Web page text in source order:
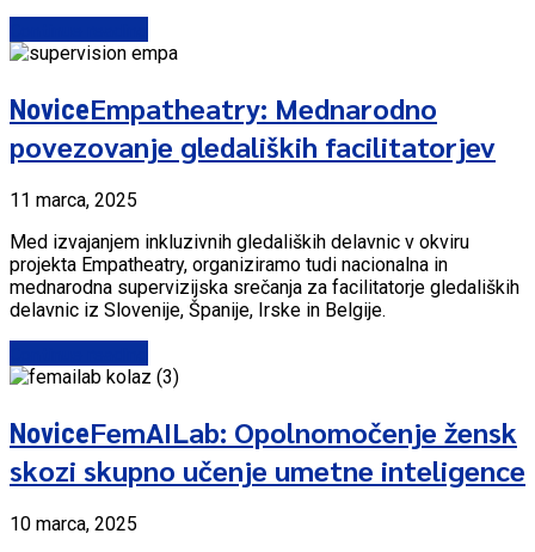
NoviceEmpatheatry: Mednarodno
povezovanje gledaliških facilitatorjev
11 marca, 2025
Med izvajanjem inkluzivnih gledaliških delavnic v okviru
projekta Empatheatry, organiziramo tudi nacionalna in
mednarodna supervizijska srečanja za facilitatorje gledaliških
delavnic iz Slovenije, Španije, Irske in Belgije.
NoviceFemAILab: Opolnomočenje žensk
skozi skupno učenje umetne inteligence
10 marca, 2025